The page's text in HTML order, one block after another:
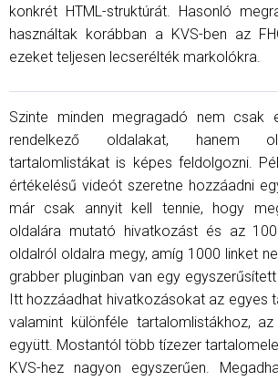
konkrét HTML-struktúrát. Hasonló
használtak korábban a KVS-ben az
ezeket teljesen lecserélték markolókra.
Szinte minden megragadó nem csak
rendelkező oldalakat, hanem
tartalomlistákat is képes feldolgozni.
értékelésű videót szeretne hozzáadni
már csak annyit kell tennie, hogy
oldalára mutató hivatkozást és az
oldalról oldalra megy, amíg 1000 linket
grabber pluginban van egy
Itt hozzáadhat hivatkozásokat az egyes
valamint különféle tartalomlistákhoz,
együtt. Mostantól több tízezer
KVS-hez nagyon egyszerűen.